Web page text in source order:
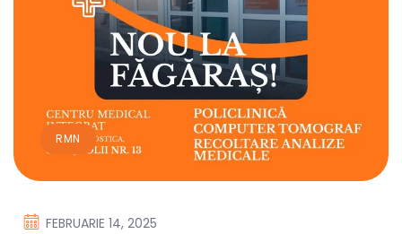
RMN
FEBRUARIE 14, 2025